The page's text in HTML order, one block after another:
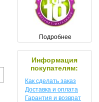
Подробнее
Информация
покупателям:
Как сделать заказ
Доставка и оплата
Гарантия и возврат